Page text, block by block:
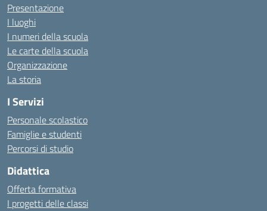
Presentazione
I luoghi
I numeri della scuola
Le carte della scuola
Organizzazione
La storia
I Servizi
Personale scolastico
Famiglie e studenti
Percorsi di studio
Didattica
Offerta formativa
I progetti delle classi